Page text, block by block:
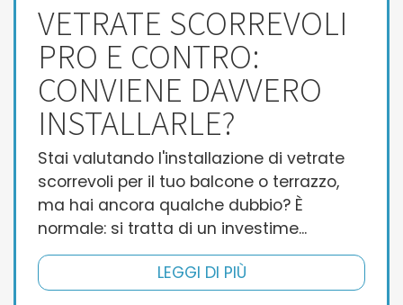
VETRATE SCORREVOLI
PRO E CONTRO:
CONVIENE DAVVERO
INSTALLARLE?
Stai valutando l'installazione di vetrate
scorrevoli per il tuo balcone o terrazzo,
ma hai ancora qualche dubbio? È
normale: si tratta di un investime...
LEGGI DI PIÙ